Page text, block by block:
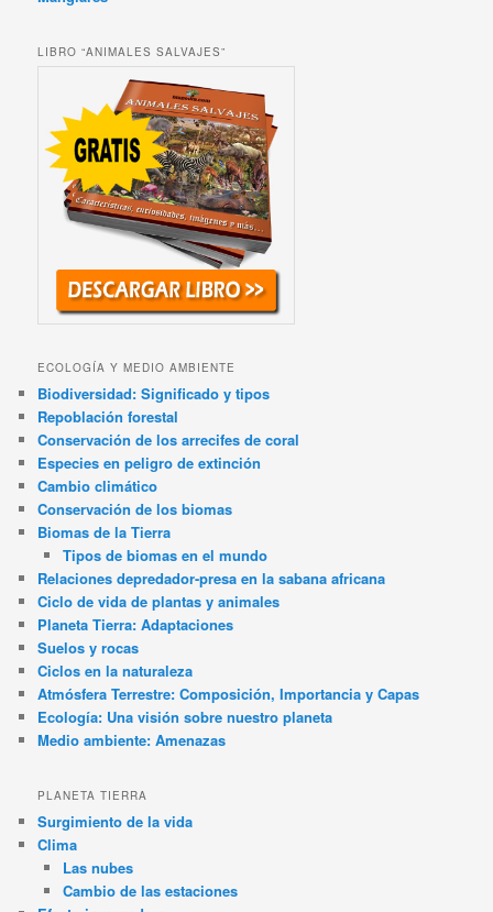
LIBRO “ANIMALES SALVAJES”
ECOLOGÍA Y MEDIO AMBIENTE
Biodiversidad: Significado y tipos
Repoblación forestal
Conservación de los arrecifes de coral
Especies en peligro de extinción
Cambio climático
Conservación de los biomas
Biomas de la Tierra
Tipos de biomas en el mundo
Relaciones depredador-presa en la sabana africana
Ciclo de vida de plantas y animales
Planeta Tierra: Adaptaciones
Suelos y rocas
Ciclos en la naturaleza
Atmósfera Terrestre: Composición, Importancia y Capas
Ecología: Una visión sobre nuestro planeta
Medio ambiente: Amenazas
PLANETA TIERRA
Surgimiento de la vida
Clima
Las nubes
Cambio de las estaciones